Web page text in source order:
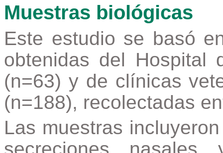
Muestras biológicas
Este estudio se basó
obtenidas del Hospital
(n=63) y de clínicas
(n=188), recolectadas
Las muestras
secreciones